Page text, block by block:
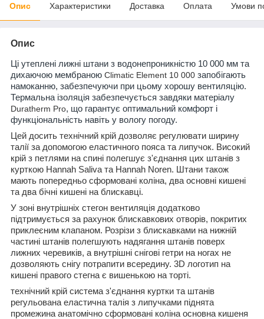
Опис Характеристики Доставка Оплата Умови
Опис
Ці утеплені лижні штани з водонепроникністю 10 000 мм та
дихаючою мембраною Climatic Element 10 000 запобігають
намоканню, забезпечуючи при цьому хорошу вентиляцію.
Термальна ізоляція забезпечується завдяки матеріалу
Duratherm Pro, що гарантує оптимальний комфорт і
функціональність навіть у вологу погоду.
Цей досить технічний крій дозволяє регулювати ширину
талії за допомогою еластичного пояса та липучок. Високий
крій з петлями на спині полегшує з'єднання цих штанів з
курткою Hannah Saliva та Hannah Noren. Штани також
мають попередньо сформовані коліна, два основні кишені
та два бічні кишені на блискавці.
У зоні внутрішніх стегон вентиляція додатково
підтримується за рахунок блискавкових отворів, покритих
приклеєним клапаном. Розрізи з блискавками на нижній
частині штанів полегшують надягання штанів поверх
лижних черевиків, а внутрішні снігові гетри на ногах не
дозволяють снігу потрапити всередину. 3D логотип на
кишені правого стегна є вишенькою на торті.
технічний крій система з'єднання куртки та штанів
регульована еластична талія з липучками піднята
промежина анатомічно сформовані коліна основна кишеня